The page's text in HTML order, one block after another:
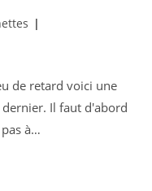
de retard voici une
Il faut d'abord
à…